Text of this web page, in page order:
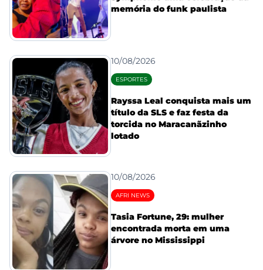
memória do funk paulista
10/08/2026
ESPORTES
Rayssa Leal conquista mais um
título da SLS e faz festa da
torcida no Maracanãzinho
lotado
10/08/2026
AFRI NEWS
Tasia Fortune, 29: mulher
encontrada morta em uma
árvore no Mississippi